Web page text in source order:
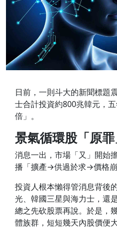
日前，一則斗大的新聞標題
士合計投資約800兆韓元，
倍」。
景氣循環股「原
消息一出，市場「又」開始
播「擴產→供過於求→價格崩
投資人根本懶得管消息背後
光、韓國三星與海力士，還
總之先砍股票再說。於是，
體族群，短短幾天內股價便